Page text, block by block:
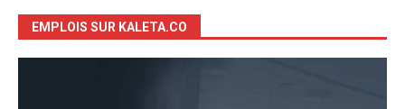
EMPLOIS SUR KALETA.CO